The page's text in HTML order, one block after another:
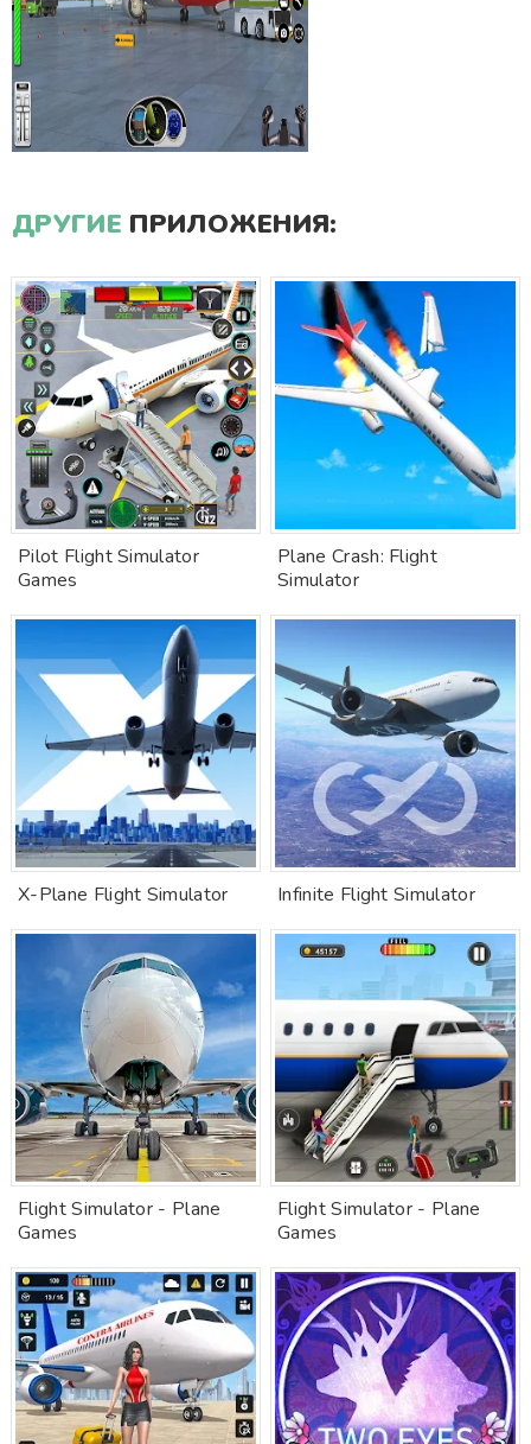
ДРУГИЕ ПРИЛОЖЕНИЯ:
Pilot Flight Simulator
Games
Plane Crash: Flight
Simulator
X-Plane Flight Simulator Infinite Flight Simulator
Flight Simulator - Plane
Games
Flight Simulator - Plane
Games